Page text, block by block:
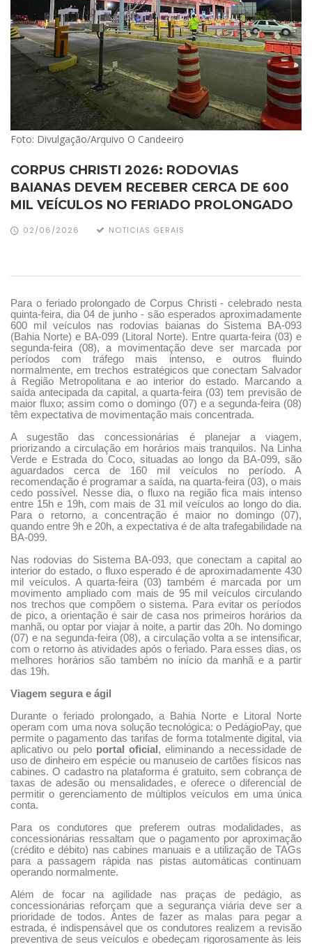
Foto: Divulgação/Arquivo O Candeeiro
CORPUS CHRISTI 2026: RODOVIAS
BAIANAS DEVEM RECEBER CERCA DE 600
MIL VEÍCULOS NO FERIADO PROLONGADO
02/06/2026 NOTICIAS GERAIS
Para o feriado prolongado de Corpus Christi - celebrado nesta
quinta-feira, dia 04 de junho - são esperados aproximadamente
600 mil veículos nas rodovias baianas do Sistema BA-093
(Bahia Norte) e BA-099 (Litoral Norte). Entre quarta-feira (03) e
segunda-feira (08), a movimentação deve ser marcada por
períodos com tráfego mais intenso, e outros fluindo
normalmente, em trechos estratégicos que conectam Salvador
à Região Metropolitana e ao interior do estado. Marcando a
saída antecipada da capital, a quarta-feira (03) tem previsão de
maior fluxo; assim como o domingo (07) e a segunda-feira (08)
têm expectativa de movimentação mais concentrada.
A sugestão das concessionárias é planejar a viagem,
priorizando a circulação em horários mais tranquilos. Na Linha
Verde e Estrada do Coco, situadas ao longo da BA-099, são
aguardados cerca de 160 mil veículos no período. A
recomendação é programar a saída, na quarta-feira (03), o mais
cedo possível. Nesse dia, o fluxo na região fica mais intenso
entre 15h e 19h, com mais de 31 mil veículos ao longo do dia.
Para o retorno, a concentração é maior no domingo (07),
quando entre 9h e 20h, a expectativa é de alta trafegabilidade na
BA-099.
Nas rodovias do Sistema BA-093, que conectam a capital ao
interior do estado, o fluxo esperado é de aproximadamente 430
mil veículos. A quarta-feira (03) também é marcada por um
movimento ampliado com mais de 95 mil veículos circulando
nos trechos que compõem o sistema. Para evitar os períodos
de pico, a orientação é sair de casa nos primeiros horários da
manhã, ou optar por viajar à noite, a partir das 20h. No domingo
(07) e na segunda-feira (08), a circulação volta a se intensificar,
com o retorno às atividades após o feriado. Para esses dias, os
melhores horários são também no início da manhã e a partir
das 19h.
Viagem segura e ágil
Durante o feriado prolongado, a Bahia Norte e Litoral Norte
operam com uma nova solução tecnológica: o PedágioPay, que
permite o pagamento das tarifas de forma totalmente digital, via
aplicativo ou pelo portal oficial , eliminando a necessidade de
uso de dinheiro em espécie ou manuseio de cartões físicos nas
cabines. O cadastro na plataforma é gratuito, sem cobrança de
taxas de adesão ou mensalidades, e oferece o diferencial de
permitir o gerenciamento de múltiplos veículos em uma única
conta.
Para os condutores que preferem outras modalidades, as
concessionárias ressaltam que o pagamento por aproximação
(crédito e débito) nas cabines manuais e a utilização de TAGs
para a passagem rápida nas pistas automáticas continuam
operando normalmente.
Além de focar na agilidade nas praças de pedágio, as
concessionárias reforçam que a segurança viária deve ser a
prioridade de todos. Antes de fazer as malas para pegar a
estrada, é indispensável que os condutores realizem a revisão
preventiva de seus veículos e obedeçam rigorosamente às leis